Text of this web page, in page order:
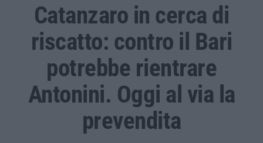
Catanzaro in cerca di
riscatto: contro il Bari
potrebbe rientrare
Antonini. Oggi al via la
prevendita